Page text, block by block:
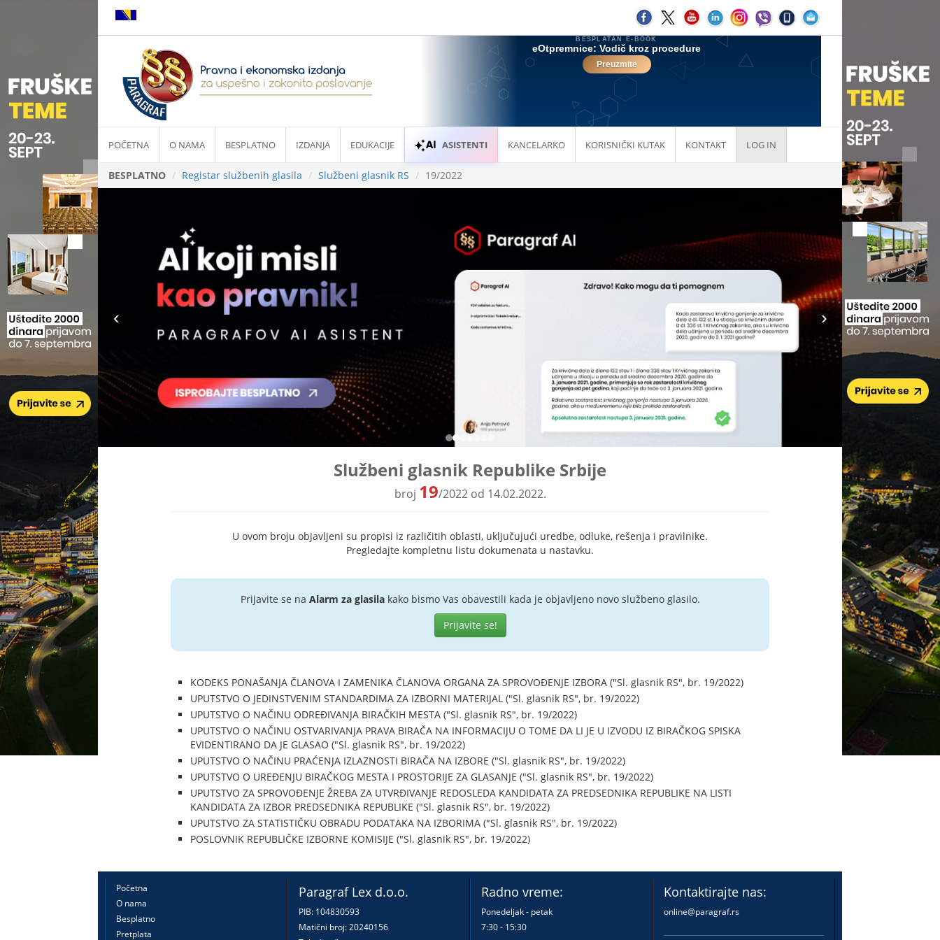
POČETNA O NAMA BESPLATNO IZDANJA EDUKACIJE ASISTENTI KANCELARKO KORISNIČKI KUTAK KONTAKT LOG IN
BESPLATNO Registar službenih glasila Službeni glasnik RS 19/2022
Službeni glasnik Republike Srbije
broj 19/2022 od 14.02.2022.
U ovom broju objavljeni su propisi iz različitih oblasti, uključujući uredbe, odluke, rešenja i pravilnike.
Pregledajte kompletnu listu dokumenata u nastavku.
Prijavite se na Alarm za glasilakako bismo Vas obavestili kada je objavljeno novo službeno glasilo.
Prijavite se!
KODEKS PONAŠANJA ČLANOVA I ZAMENIKA ČLANOVA ORGANA ZA SPROVOĐENJE IZBORA ("Sl. glasnik RS", br. 19/2022)
UPUTSTVO O JEDINSTVENIM STANDARDIMA ZA IZBORNI MATERIJAL ("Sl. glasnik RS", br. 19/2022)
UPUTSTVO O NAČINU ODREĐIVANJA BIRAČKIH MESTA ("Sl. glasnik RS", br. 19/2022)
UPUTSTVO O NAČINU OSTVARIVANJA PRAVA BIRAČA NA INFORMACIJU O TOME DA LI JE U IZVODU IZ BIRAČKOG SPISKA
EVIDENTIRANO DA JE GLASAO ("Sl. glasnik RS", br. 19/2022)
UPUTSTVO O NAČINU PRAĆENJA IZLAZNOSTI BIRAČA NA IZBORE ("Sl. glasnik RS", br. 19/2022)
UPUTSTVO O UREĐENJU BIRAČKOG MESTA I PROSTORIJE ZA GLASANJE ("Sl. glasnik RS", br. 19/2022)
UPUTSTVO ZA SPROVOĐENJE ŽREBA ZA UTVRĐIVANJE REDOSLEDA KANDIDATA ZA PREDSEDNIKA REPUBLIKE NA LISTI
KANDIDATA ZA IZBOR PREDSEDNIKA REPUBLIKE ("Sl. glasnik RS", br. 19/2022)
UPUTSTVO ZA STATISTIČKU OBRADU PODATAKA NA IZBORIMA ("Sl. glasnik RS", br. 19/2022)
POSLOVNIK REPUBLIČKE IZBORNE KOMISIJE ("Sl. glasnik RS", br. 19/2022)
Početna
O nama
Besplatno
Pretplata
Paragraf Lex d.o.o.
PIB: 104830593
Matični broj: 20240156
Radno vreme:
Ponedeljak - petak
7:30 - 15:30
Kontaktirajte nas:
online@paragraf.rs